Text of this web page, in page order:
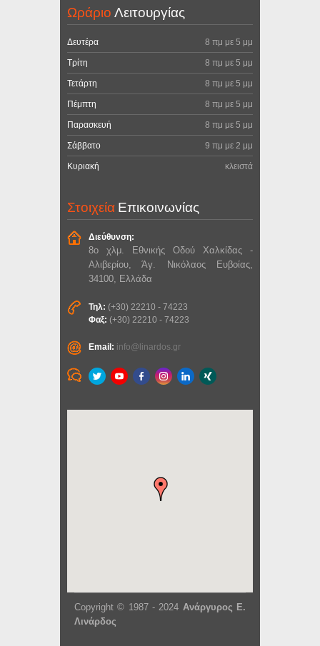
ΩράριοΛειτουργίας
Δευτέρα 8 πμ με 5 μμ
Τρίτη 8 πμ με 5 μμ
Τετάρτη 8 πμ με 5 μμ
Πέμπτη 8 πμ με 5 μμ
Παρασκευή 8 πμ με 5 μμ
Σάββατο 9 πμ με 2 μμ
Κυριακή κλειστά
ΣτοιχείαΕπικοινωνίας
Διεύθυνση:
8ο χλμ. Εθνικής Οδού Χαλκίδας -
Αλιβερίου, Άγ. Νικόλαος Ευβοίας,
34100, Ελλάδα
Τηλ: (+30) 22210 - 74223
Φαξ: (+30) 22210 - 74223
Email: info@linardos.gr
Copyright © 1987 - 2024 Ανάργυρος Ε.
Λινάρδος